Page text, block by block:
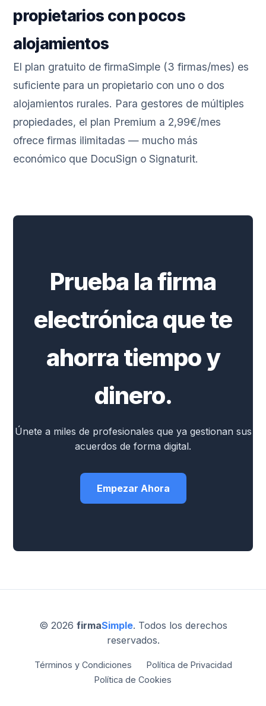
propietarios con pocos
alojamientos
El plan gratuito de firmaSimple (3 firmas/mes) es
suficiente para un propietario con uno o dos
alojamientos rurales. Para gestores de múltiples
propiedades, el plan Premium a 2,99€/mes
ofrece firmas ilimitadas — mucho más
económico que DocuSign o Signaturit.
Prueba la firma
electrónica que te
ahorra tiempo y
dinero.
Únete a miles de profesionales que ya gestionan sus
acuerdos de forma digital.
Empezar Ahora
© 2026 firmaSimple. Todos los derechos
reservados.
Términos y Condiciones
Política de Privacidad
Política de Cookies